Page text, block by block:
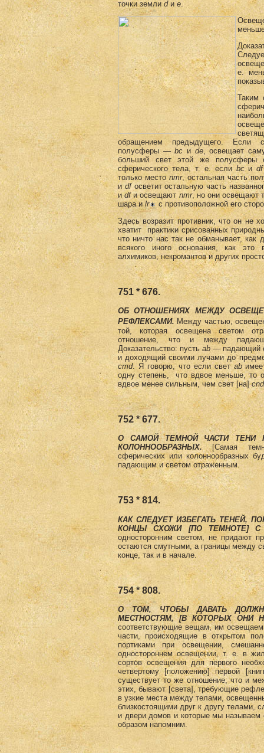
точки землиd и e
е.
Таким
обращением предыдущего. Если
полусферы —bс и de, освещает
больший свет этой же полусферы
сферического тела, т. е. еслиbсиdf
только место nmr, остальная часть
и df осветит остальную часть
иdfи освещаютnmr, но они освещают
шара иlr
с противоположной его
Здесь возразит противник, что он не
хватит практики срисованных
что ничто нас так не обманывает,
всякого иного основания, как это
алхимиков, некромантов и других
751 * 676.
ОБ ОТНОШЕНИЯХ МЕЖДУ
РЕФЛЕКСАМИ. Между частью,
той, которая освещена светом
отношение, что и между
Доказательство: пусть аb — падающий
и доходящий своими лучами до
cmd. Я говорю, что если светаb
одну степень, что вдвое меньше, то
вдвое менее сильным, чем свет [на]сnd
752 * 677.
О САМОЙ ТЕМНОЙ ЧАСТИ ТЕНИ
КОЛОННООБРАЗНЫХ. [Самая
сферических или колоннообразных
падающим и светом отраженным.
753 * 814.
КАК СЛЕДУЕТ ИЗБЕГАТЬ ТЕНЕЙ,
КОНЦЫ СХОЖИ [ПО ТЕМНОТЕ]
односторонним светом, не придают
остаются смутными, а границы между
конце, так и в начале.
754 * 808.
О ТОМ, ЧТОБЫ ДАВАТЬ
МЕСТНОСТЯМ, [В КОТОРЫХ ОНИ
соответствующие вещам, им
части, происходящие в открытом
портиками при освещении,
одностороннем освещении, т. е. в
сортов освещения для первого
четвертому [положению] первой
существует то же отношение, что и
этих, бывают [света], требующие
в узкие места между телами,
близкостоящими друг к другу телами,
и двери домов и которые мы
образом напомним.